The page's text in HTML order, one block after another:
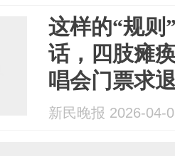
这样的“规则
话，四肢瘫
唱会门票求
不退票”
新民晚报 2026-04-